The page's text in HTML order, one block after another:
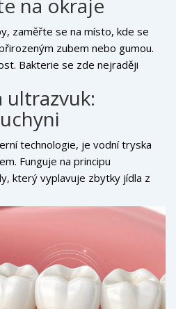
na okraje
zaměřte se na místo, kde se
zubem nebo gumou.
Bakterie se zde nejraději
časem erodovat tkáň kolem
kartáček je však mezizubní
pokud máte širší mezery
mezizubních kartáčkůs vhodnou
nebo mezi fazetami čistěte
nutili do místa, kam nelezne.
ultrazvuk:
technologie, je vodní tryska
Funguje na principu
který vyplavuje zbytky jídla z
Příliš vysoký tlak může být
je poškodit. Ultrazvukové
pro keramiku, protože fungují
Jsou vhodné zejména pro lidi
dělají potíž přesné pohyby při